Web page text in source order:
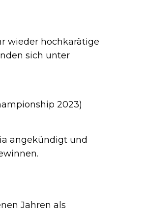
wieder hochkarätige
sich unter
2023)
angekündigt und
Jahren als